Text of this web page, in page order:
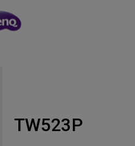
TW523P